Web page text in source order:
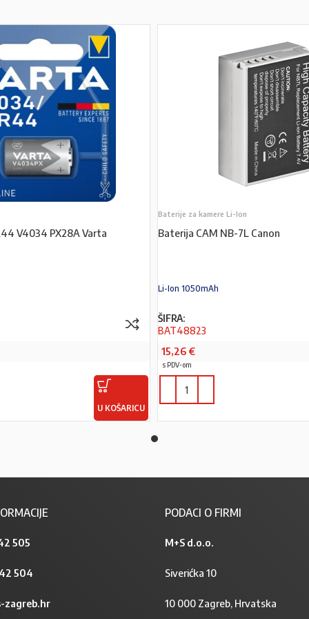
V4034 PX28A Varta
U KOŠARICU
Baterije za kamere Li-Ion
Baterija CAM NB-7L Canon
Li-Ion 1050mAh
ŠIFRA:
BAT48823
15,26 €
s PDV-om
505
504
zagreb.hr
PODACI O FIRMI
M+S d.o.o.
Siverićka 10
10 000 Zagreb, Hrvatska